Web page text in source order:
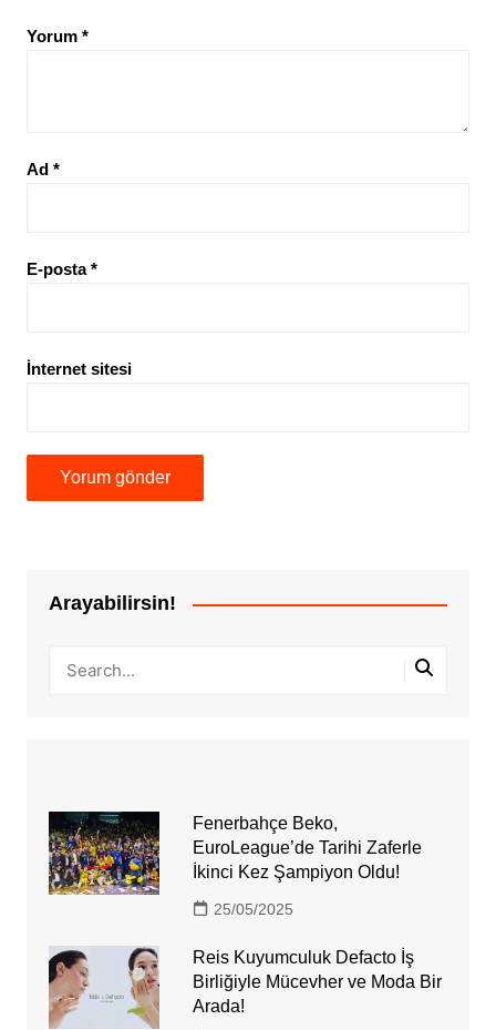
Yorum *
Ad *
E-posta*
İnternet sitesi
Arayabilirsin!
Fenerbahçe Beko,
EuroLeague’de Tarihi Zaferle
İkinci Kez Şampiyon Oldu!
25/05/2025
Reis Kuyumculuk Defacto İş
Birliğiyle Mücevher ve Moda Bir
Arada!